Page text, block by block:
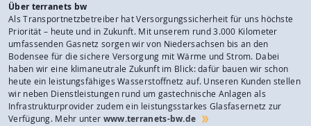
Über terranets bw
Als Transportnetzbetreiber hat Versorgungssicherheit für uns höchste
Priorität – heute und in Zukunft. Mit unserem rund 3.000 Kilometer
umfassenden Gasnetz sorgen wir von Niedersachsen bis an den
Bodensee für die sichere Versorgung mit Wärme und Strom. Dabei
haben wir eine klimaneutrale Zukunft im Blick: dafür bauen wir schon
heute ein leistungsfähiges Wasserstoffnetz auf. Unseren Kunden stellen
wir neben Dienstleistungen rund um gastechnische Anlagen als
Infrastrukturprovider zudem ein leistungsstarkes Glasfasernetz zur
Verfügung. Mehr unter www.terranets-bw.de